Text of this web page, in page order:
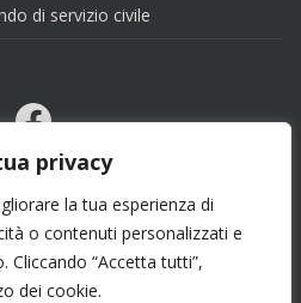
privacy
la tua esperienza di
o contenuti personalizzati e
“Accetta tutti”,
dei cookie.
di servizio civile
Facebook
Email
X